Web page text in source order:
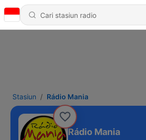
Stasiun Rádio Mania
Rádio Mania